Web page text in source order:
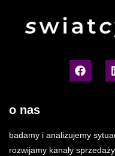
o nas
badamy i analizujemy
rozwijamy kanały